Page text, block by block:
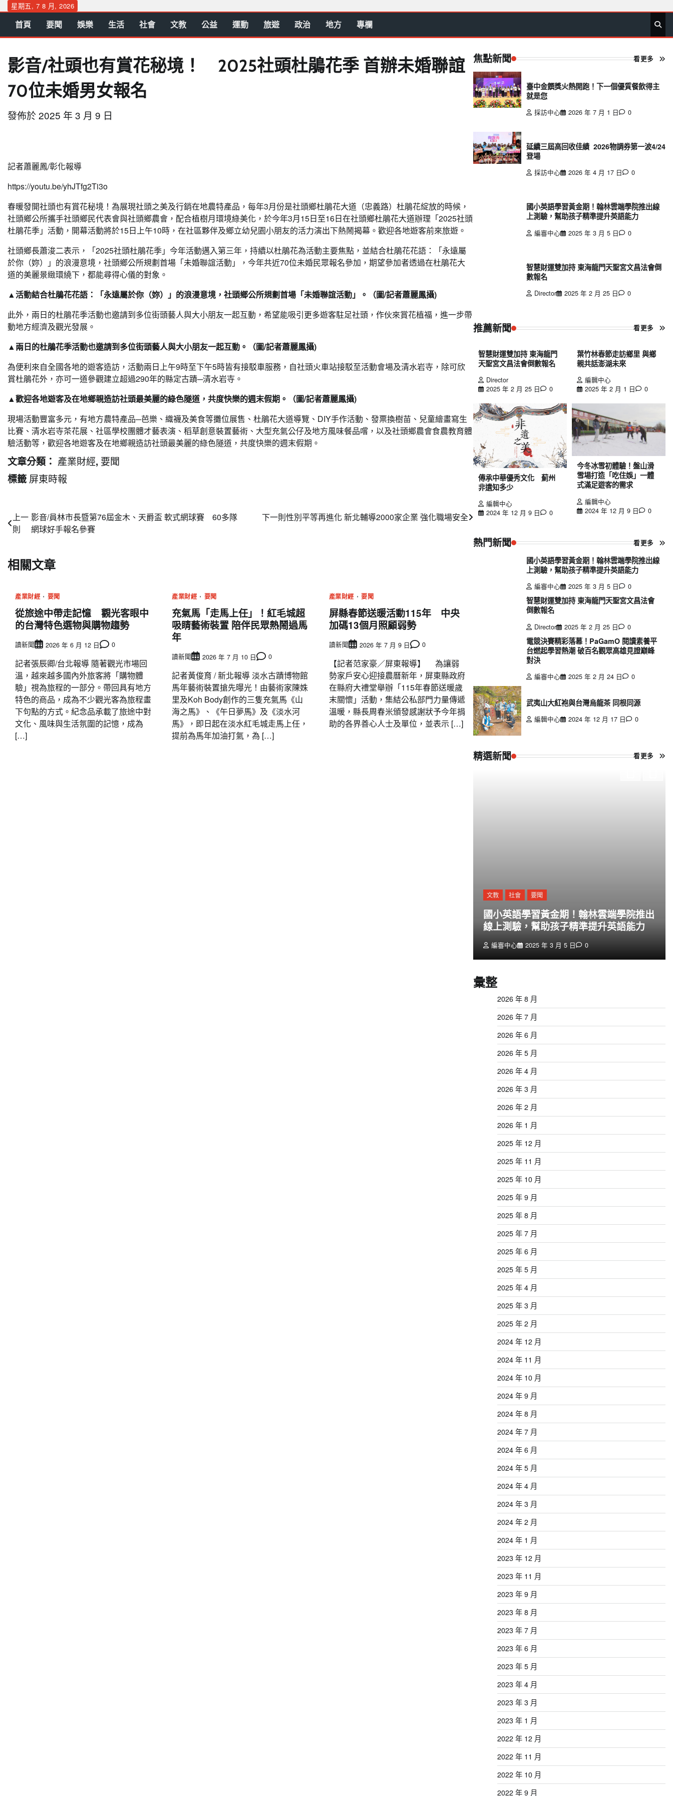
Skip
content
星期五, 7 8 月, 2026
首 要 娛 生 社 文 公 運 旅 政 地
方
專
欄
首頁 要聞 娛樂 生活 社會 文教 公益 運動 旅遊 政治 地方 專欄
影音/社頭也有賞花秘境！ 2025社頭杜鵑花季 首辦未婚聯誼
70位未婚男女報名
發佈於2025 年 3 月 9 日
記者蕭麗鳳/彰化報導
https://youtu.be/yhJTfg2Ti3o
春暖發開社頭也有賞花秘境！為展現社頭之美及行銷在地農特產品，每年3月份是社頭鄉杜鵑花大道（忠義路）杜鵑花綻放的時候，
社頭鄉公所攜手社頭鄉民代表會與社頭鄉農會，配合植樹月環境綠美化，於今年3月15日至16日在社頭鄉杜鵑花大道辦理「2025社頭
杜鵑花季」活動，開幕活動將於15日上午10時，在社區夥伴及鄉立幼兒園小朋友的活力演出下熱鬧揭幕。歡迎各地遊客前來旅遊。
社頭鄉長蕭浚二表示，「2025社頭杜鵑花季」今年活動邁入第三年，持續以杜鵑花為活動主要焦點，並結合杜鵑花花語：「永遠屬
於你（妳）」的浪漫意境，社頭鄉公所規劃首場「未婚聯誼活動」，今年共近70位未婚民眾報名參加，期望參加者透過在杜鵑花大
道的美麗景緻環繞下，都能尋得心儀的對象。
▲活動結合杜鵑花花語：「永遠屬於你（妳）」的浪漫意境，社頭鄉公所規劃首場「未婚聯誼活動」。（圖/記者蕭麗鳳攝)
此外，兩日的杜鵑花季活動也邀請到多位街頭藝人與大小朋友一起互動，希望能吸引更多遊客駐足社頭，作伙來賞花植福，進一步帶
動地方經濟及觀光發展。
▲兩日的杜鵑花季活動也邀請到多位街頭藝人與大小朋友一起互動。（圖/記者蕭麗鳳攝)
為便利來自全國各地的遊客造訪，活動兩日上午9時至下午5時皆有接駁車服務，自社頭火車站接駁至活動會場及清水岩寺，除可欣
賞杜鵑花外，亦可一道參觀建立超過290年的縣定古蹟─清水岩寺。
▲歡迎各地遊客及在地鄉親造訪社頭最美麗的綠色隧道，共度快樂的週末假期。（圖/記者蕭麗鳳攝)
現場活動豐富多元，有地方農特產品─芭樂、織襪及美食等攤位展售、杜鵑花大道導覽、DIY手作活動、發票換樹苗、兒童繪畫寫生
比賽、清水岩寺茶花展、社區學校團體才藝表演、稻草創意裝置藝術、大型充氣公仔及地方風味餐品嚐，以及社頭鄉農會食農教育體
驗活動等，歡迎各地遊客及在地鄉親造訪社頭最美麗的綠色隧道，共度快樂的週末假期。
文章分類： 產業財經, 要聞
標籤 屏東時報
文
章
導
覽
上一
則
影音/員林市長暨第76屆金木、天爵盃 軟式網球賽 60多隊
網球好手報名參賽
下一則性別平等再進化 新北輔導2000家企業 強化職場安全
相關文章
產業財經 要聞
從旅途中帶走記憶 觀光客眼中
的台灣特色選物與購物趨勢
讀新聞 2026 年 6 月 12 日 0
記者張辰卿/台北報導 隨著觀光市場回
溫，越來越多國內外旅客將「購物體
驗」視為旅程的一部分。帶回具有地方
特色的商品，成為不少觀光客為旅程畫
下句點的方式。紀念品承載了旅途中對
文化、風味與生活氛圍的記憶，成為
[…]
產業財經 要聞
充氣馬「走馬上任」！紅毛城超
吸睛藝術裝置 陪伴民眾熱鬧過馬
年
讀新聞 2026 年 7 月 10 日 0
記者黃俊育 / 新北報導 淡水古蹟博物館
馬年藝術裝置搶先曝光！由藝術家陳姝
里及Koh Body創作的三隻充氣馬《山
海之馬》、《午日夢馬》及《淡水河
馬》，即日起在淡水紅毛城走馬上任，
提前為馬年加油打氣，為 […]
產業財經 要聞
屏縣春節送暖活動115年 中央
加碼13個月照顧弱勢
讀新聞 2026 年 7 月 9 日 0
【記者范家豪／屏東報導】 為讓弱
勢家戶安心迎接農曆新年，屏東縣政府
在縣府大禮堂舉辦「115年春節送暖歲
末關懷」活動，集結公私部門力量傳遞
溫暖，縣長周春米頒發感謝狀予今年捐
助的各界善心人士及單位，並表示 […]
焦點新聞 看更多
臺中金饌獎火熱開跑！下一個優質餐飲得主
就是您
採訪中心 2026 年 7 月 1 日 0
延續三屆高回收佳績 2026物調券第一波4/24
登場
採訪中心 2026 年 4 月 17 日 0
國小英語學習黃金期！翰林雲端學院推出線
上測驗，幫助孩子精準提升英語能力
編審中心 2025 年 3 月 5 日 0
智慧財運雙加持 東海龍門天聖宮文昌法會倒
數報名
Director 2025 年 2 月 25 日 0
推薦新聞 看更多
智慧財運雙加持 東海龍門
天聖宮文昌法會倒數報名
Director
2025 年 2 月 25 日
0
葉竹林春節走訪鄉里 與鄉
親共話澎湖未來
編輯中心
2025 年 2 月 1 日
0
傳承中華優秀文化 薊州
非遺知多少
編輯中心
2024 年 12 月 9 日
0
今冬冰雪初體驗！盤山滑
雪場打造「吃住娛」一體
式滿足遊客的需求
編輯中心
2024 年 12 月 9 日
0
熱門新聞 看更多
國小英語學習黃金期！翰林雲端學院推出線
上測驗，幫助孩子精準提升英語能力
編審中心 2025 年 3 月 5 日 0
智慧財運雙加持 東海龍門天聖宮文昌法會
倒數報名
Director 2025 年 2 月 25 日 0
電競決賽精彩落幕！PaGamO 閱讀素養平
台燃起學習熱潮 破百名觀眾高雄見證巔峰
對決
編審中心 2025 年 2 月 24 日 0
武夷山大紅袍與台灣烏龍茶 同根同源
編輯中心 2024 年 12 月 17 日 0
精選新聞 看更多
文教 社會 要聞
國小英語學習黃金期！翰林雲端學院推出
線上測驗，幫助孩子精準提升英語能力
編審中心 2025 年 3 月 5 日 0
彙整
2026 年 8 月
2026 年 7 月
2026 年 6 月
2026 年 5 月
2026 年 4 月
2026 年 3 月
2026 年 2 月
2026 年 1 月
2025 年 12 月
2025 年 11 月
2025 年 10 月
2025 年 9 月
2025 年 8 月
2025 年 7 月
2025 年 6 月
2025 年 5 月
2025 年 4 月
2025 年 3 月
2025 年 2 月
2024 年 12 月
2024 年 11 月
2024 年 10 月
2024 年 9 月
2024 年 8 月
2024 年 7 月
2024 年 6 月
2024 年 5 月
2024 年 4 月
2024 年 3 月
2024 年 2 月
2024 年 1 月
2023 年 12 月
2023 年 11 月
2023 年 9 月
2023 年 8 月
2023 年 7 月
2023 年 6 月
2023 年 5 月
2023 年 4 月
2023 年 3 月
2023 年 1 月
2022 年 12 月
2022 年 11 月
2022 年 10 月
2022 年 9 月